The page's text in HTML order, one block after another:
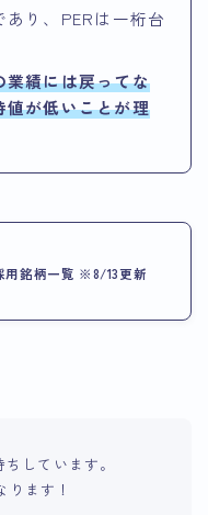
り、PERは一桁台
業績には戻ってな
値が低いことが理
用銘柄一覧 ※8/13更新
しています。
ります！